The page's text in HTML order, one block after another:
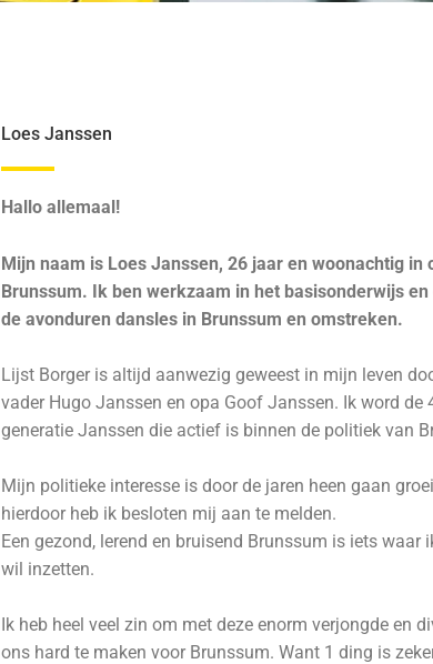
Loes Janssen
Hallo allemaal!
Mijn naam is Loes Janssen, 26 jaar en woonachtig in
Brunssum. Ik ben werkzaam in het basisonderwijs en
de avonduren dansles in Brunssum en omstreken.
Lijst Borger is altijd aanwezig geweest in mijn leven
vader Hugo Janssen en opa Goof Janssen. Ik word de
generatie Janssen die actief is binnen de politiek van
Mijn politieke interesse is door de jaren heen gaan
hierdoor heb ik besloten mij aan te melden.
Een gezond, lerend en bruisend Brunssum is iets waar
wil inzetten.
Ik heb heel veel zin om met deze enorm verjongde en
ons hard te maken voor Brunssum. Want 1 ding is